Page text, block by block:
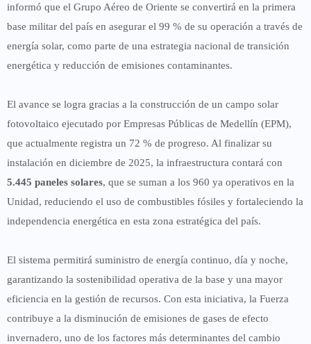
informó que el Grupo Aéreo de Oriente se convertirá en la primera
base militar del país en asegurar el 99 % de su operación a través de
energía solar, como parte de una estrategia nacional de transición
energética y reducción de emisiones contaminantes.
El avance se logra gracias a la construcción de un campo solar
fotovoltaico ejecutado por Empresas Públicas de Medellín (EPM),
que actualmente registra un 72 % de progreso. Al finalizar su
instalación en diciembre de 2025, la infraestructura contará con
5.445 paneles solares, que se suman a los 960 ya operativos en la
Unidad, reduciendo el uso de combustibles fósiles y fortaleciendo la
independencia energética en esta zona estratégica del país.
El sistema permitirá suministro de energía continuo, día y noche,
garantizando la sostenibilidad operativa de la base y una mayor
eficiencia en la gestión de recursos. Con esta iniciativa, la Fuerza
contribuye a la disminución de emisiones de gases de efecto
invernadero, uno de los factores más determinantes del cambio